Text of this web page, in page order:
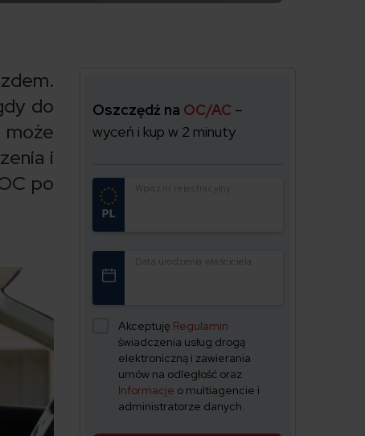
do
i
po
Oszczędź na OC/AC –
wyceń i kup w 2 minuty
Wpisz nr rejestracyjny
Data urodzenia właściciela
Akceptuję Regulamin
świadczenia usług drogą
elektroniczną i zawierania
umów na odległość oraz
Informacje o multiagencie i
administratorze danych.